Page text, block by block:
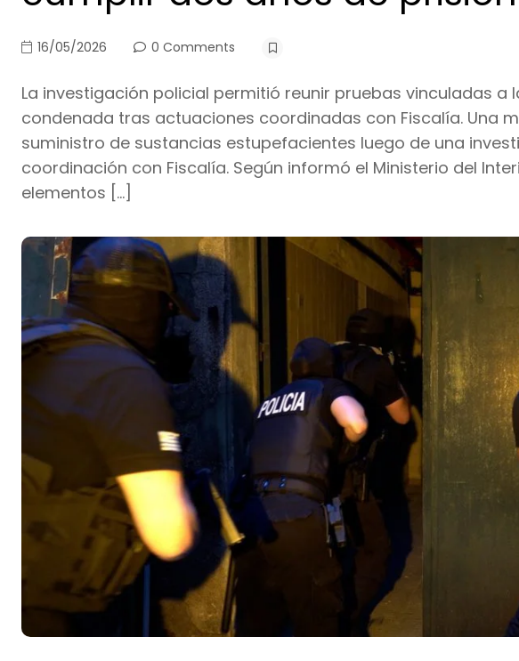
16/05/2026 0 Comments
La investigación policial permitió reunir pruebas vinculadas a
condenada tras actuaciones coordinadas con Fiscalía. Una
suministro de sustancias estupefacientes luego de una
coordinación con Fiscalía. Según informó el Ministerio del
elementos […]